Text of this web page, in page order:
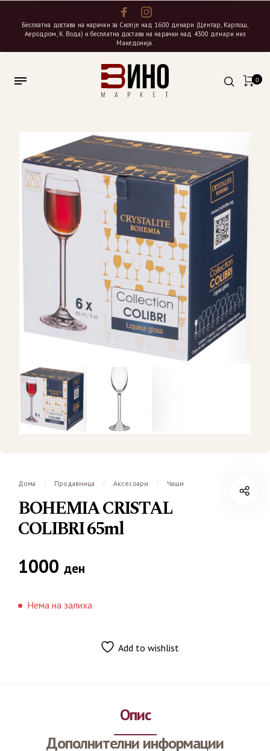
Бесплатна достава на нарачки за Скопје над 1600 денари (Центар, Карпош,
Аеродром, К. Вода) и бесплатна достава на нарачки над 4300 денари низ
Македонија.
0
Дома / Продавница / Аксесоари / Чаши
BOHEMIA CRISTAL
COLIBRI 65ml
1000 ден
Нема на залиха
Add to wishlist
Опис
Дополнителни информации